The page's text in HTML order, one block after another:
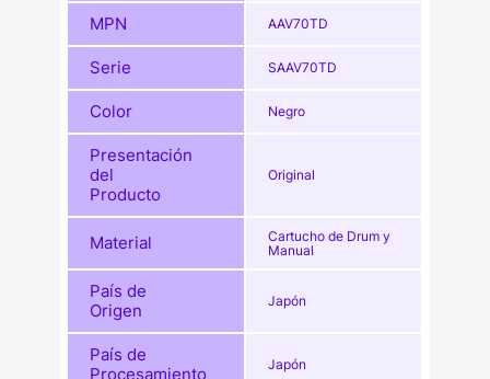
MPN AAV70TD
Serie SAAV70TD
Color Negro
Presentación
del
Producto
Original
Material
Cartucho de Drum y
Manual
País de
Origen
Japón
País de
Procesamiento
Japón